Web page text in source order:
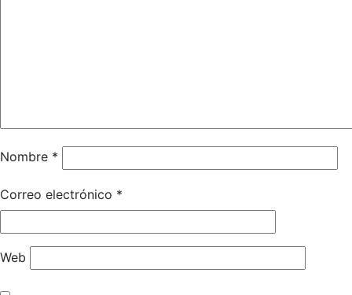
Nombre *
Correo electrónico *
Web